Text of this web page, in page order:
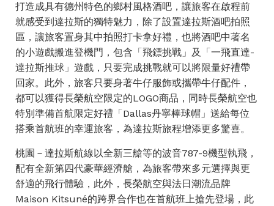
打造成具有德州特色的鄉村風格酒吧，讓旅客在啟程前
就感受到達拉斯的獨特魅力，除了設置達拉斯酒吧拍照
區，讓旅客置身其中拍照打卡拿好禮，也將酒吧中著名
的小遊戲搬進登機門，包含「飛鏢挑戰」及「一飛直達-
達拉斯推球」遊戲，只要完成挑戰就可以將限量好禮帶
回家。此外，旅客只要身著牛仔服飾或攜帶牛仔配件，
都可以獲得長榮航空限定的LOGO商品，同時長榮航空也
特別準備首航限定好禮「Dallas丹寧棒球帽」送給每位
搭乘首航班的幸運旅客，為達拉斯旅程增添更多驚喜。
桃園－達拉斯航線以全新三艙等的波音787-9機型執飛，
配有全新第四代豪華經濟艙，為旅客帶來多元選擇與更
舒適的飛行體驗，此外，長榮航空與法日潮流品牌
Maison Kitsuné的跨界合作也在首航班上搶先登場，此